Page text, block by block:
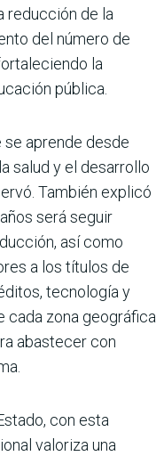
reducción de la
del número de
la
pública.
se aprende desde
salud y el desarrollo
También explicó
será seguir
así como
a los títulos de
tecnología y
cada zona geográfica
abastecer con
con esta
valoriza una